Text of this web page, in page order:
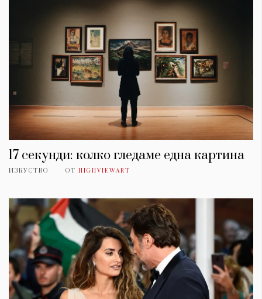
17 секунди: колко гледаме една картина
ИЗКУСТВО ОТ HIGHVIEWART